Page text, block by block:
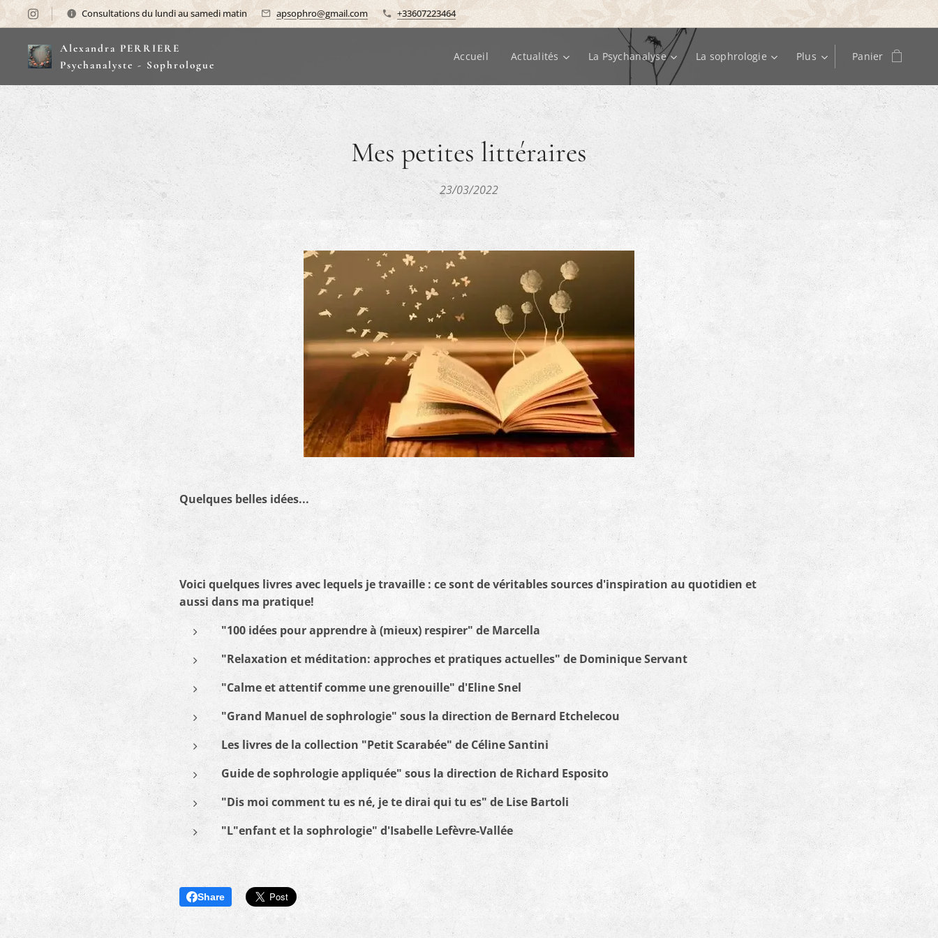
Consultations du lundi au samedi matin apsophro@gmail.com +33607223464
Alexandra PERRIERE
Psychanalyste - Sophrologue
Accueil Actualités La Psychanalyse La sophrologie Plus Panier
Mes petites littéraires
23/03/2022
Quelques belles idées...
Voici quelques livres avec lequels je travaille : ce sont de véritables sources d'inspiration au quotidien et
aussi dans ma pratique!
"100 idées pour apprendre à (mieux) respirer" de Marcella
"Relaxation et méditation: approches et pratiques actuelles" de Dominique Servant
"Calme et attentif comme une grenouille" d'Eline Snel
"Grand Manuel de sophrologie" sous la direction de Bernard Etchelecou
Les livres de la collection "Petit Scarabée" de Céline Santini
Guide de sophrologie appliquée" sous la direction de Richard Esposito
"Dis moi comment tu es né, je te dirai qui tu es" de Lise Bartoli
"L"enfant et la sophrologie" d'Isabelle Lefèvre-Vallée
Share